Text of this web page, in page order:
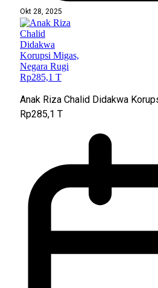
Okt 28, 2025
Anak Riza Chalid Didakwa
Rp285,1 T